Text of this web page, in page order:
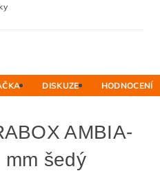
DISKUZE HODNOCENÍ
AMBIA-
šedý